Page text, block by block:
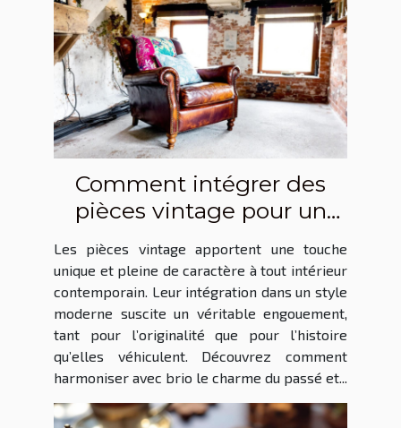
Comment intégrer des
pièces vintage pour un
Les pièces vintage apportent une touche
unique et pleine de caractère à tout intérieur
contemporain. Leur intégration dans un style
moderne suscite un véritable engouement,
tant pour l’originalité que pour l’histoire
qu’elles véhiculent. Découvrez comment
harmoniser avec brio le charme du passé et...